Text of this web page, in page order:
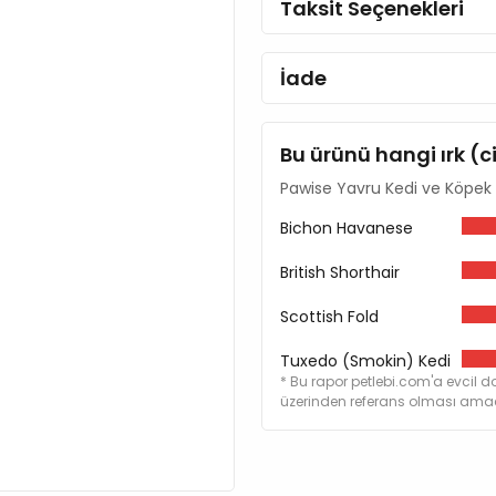
Taksit Seçenekleri
İade
Bu ürünü hangi ırk
Pawise Yavru Kedi ve
Bichon Havanese
British Shorthair
Scottish Fold
Tuxedo (Smokin) Kedi
* Bu rapor petlebi.com'a evcil
üzerinden referans olması